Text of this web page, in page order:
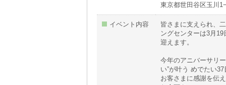
東京都世田谷区玉川
イベント内容
皆さまに支えられ、
ングセンターは3月
迎えます。
今年のアニバーサリ
い”が叶う めでたい
お客さまに感謝を伝